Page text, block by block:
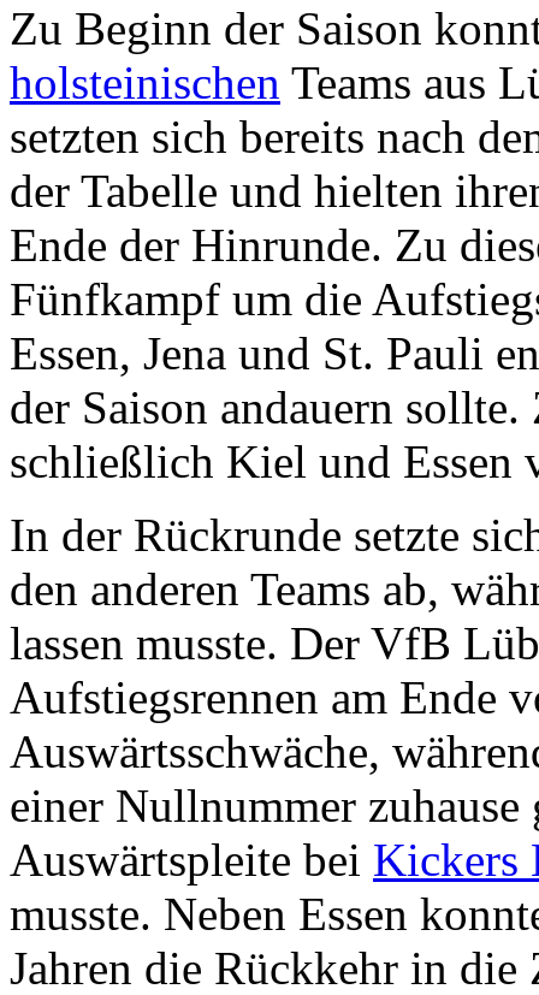
Zu Beginn der Saison
holsteinischen Teams aus
setzten sich bereits nach
der Tabelle und hielten
Ende der Hinrunde. Zu
Fünfkampf um die
Essen, Jena und St. Pauli
der Saison andauern
schließlich Kiel und Essen
In der Rückrunde setzte
den anderen Teams ab,
lassen musste. Der VfB
Aufstiegsrennen am Ende
Auswärtsschwäche,
einer Nullnummer
Auswärtspleite bei Kickers
musste. Neben Essen
Jahren die Rückkehr in